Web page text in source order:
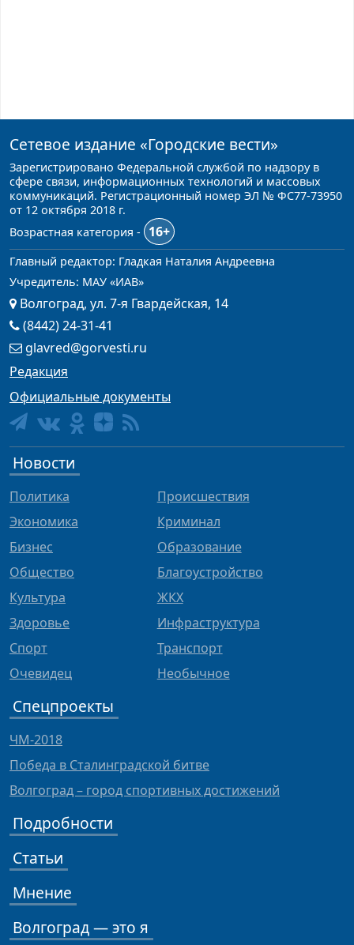
Сетевое издание «Городские вести»
Зарегистрировано Федеральной службой по надзору в
сфере связи, информационных технологий и массовых
коммуникаций. Регистрационный номер ЭЛ № ФС77-73950
от 12 октября 2018 г.
Возрастная категория -
16+
Главный редактор: Гладкая Наталия Андреевна
Учредитель: МАУ «ИАВ»
Волгоград, ул. 7-я Гвардейская, 14
(8442) 24-31-41
glavred@gorvesti.ru
Редакция
Официальные документы
Новости
Политика
Экономика
Бизнес
Общество
Культура
Здоровье
Спорт
Очевидец
Происшествия
Криминал
Образование
Благоустройство
ЖКХ
Инфраструктура
Транспорт
Необычное
Спецпроекты
ЧМ-2018
Победа в Сталинградской битве
Волгоград – город спортивных достижений
Подробности
Статьи
Мнение
Волгоград — это я